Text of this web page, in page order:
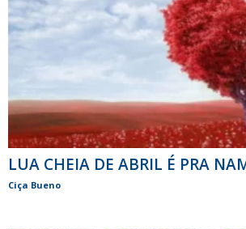
LUA CHEIA DE ABRIL É PRA
Ciça Bueno